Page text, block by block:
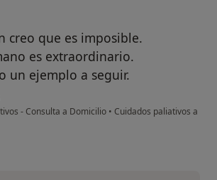
creo que es imposible.
es extraordinario.
un ejemplo a seguir.
- Consulta a Domicilio • Cuidados paliativos a
Miguel Cuadrado Martínez